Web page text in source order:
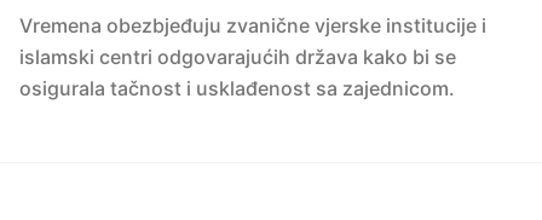
Vremena obezbjeđuju zvanične vjerske institucije i
islamski centri odgovarajućih država kako bi se
osigurala tačnost i usklađenost sa zajednicom.